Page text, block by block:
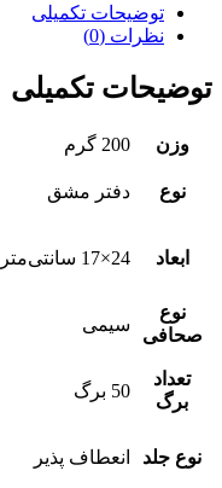
توضیحات تکمیلی
نظرات (0)
توضیحات تکمیلی
وزن 200 گرم
نوع دفتر مشق
ابعاد 24×17 سانتی‌متر
نوع
صحافی
سیمی
تعداد
برگ
50 برگ
نوع جلد انعطاف پذیر